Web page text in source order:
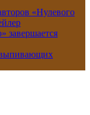
«Нулевого
завершается